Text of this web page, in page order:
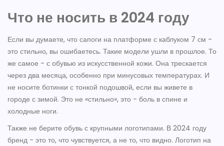
Что не носить в 2024 году
Если вы думаете, что сапоги на платформе с каблуком 7 см -
это стильно, вы ошибаетесь. Такие модели ушли в прошлое. То
же самое - с обувью из искусственной кожи. Она трескается
через два месяца, особенно при минусовых температурах. И
не носите ботинки с тонкой подошвой, если вы живете в
городе с зимой. Это не «стильно», это - боль в спине и
холодные ноги.
Также не берите обувь с крупными логотипами. В 2024 году
бренд - это то, что чувствуется, а не то, что видно. Логотип на